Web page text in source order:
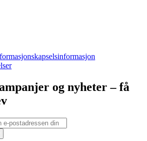
og nyheter – få